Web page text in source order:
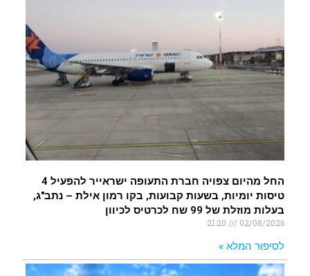
החל מהיום צפויה חברת התעופה ישראייר להפעיל 4
טיסות יומיות, בשעות קבועות, בקו רמון אילת – נתב"ג,
בעלות מוזלת של 99 שח לכרטיס לכיוון
02/08/2026
לסיפור המלא »